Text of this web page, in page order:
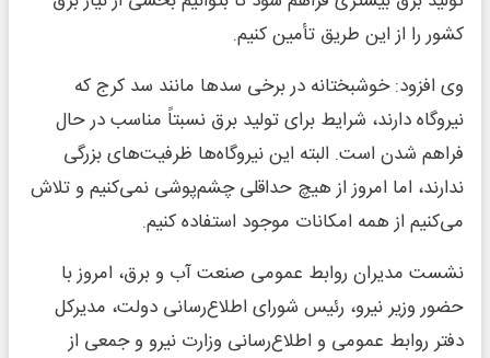
کشور را از این طریق تأمین کنیم.
وی افزود: خوشبختانه در برخی سدها مانند سد کرج که
نیروگاه دارند، شرایط برای تولید برق نسبتاً مناسب در حال
فراهم شدن است. البته این نیروگاه‌ها ظرفیت‌های بزرگی
ندارند، اما امروز از هیچ حداقلی چشم‌پوشی نمی‌کنیم و تلاش
می‌کنیم از همه امکانات موجود استفاده کنیم.
نشست مدیران روابط عمومی صنعت آب و برق، امروز با
حضور وزیر نیرو، رئیس شورای اطلاع‌رسانی دولت، مدیرکل
دفتر روابط عمومی و اطلاع‌رسانی وزارت نیرو و جمعی از